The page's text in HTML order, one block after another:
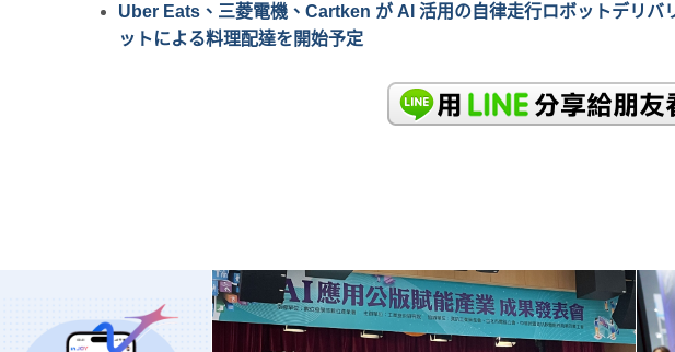
Uber Eats、三菱電機、Cartken が AI 活用の自律走行ロボットデリ
ットによる料理配達を開始予定